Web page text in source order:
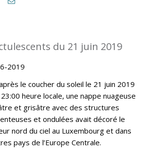
du 21 juin 2019
2019
le coucher du soleil le 21 juin 2019
heure locale, une nappe nuageuse
et grisâtre avec des structures
et ondulées avait décoré le
nord du ciel au Luxembourg et dans
pays de l’Europe Centrale.